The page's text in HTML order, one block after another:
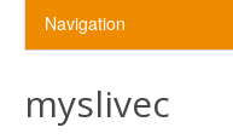
myslivec